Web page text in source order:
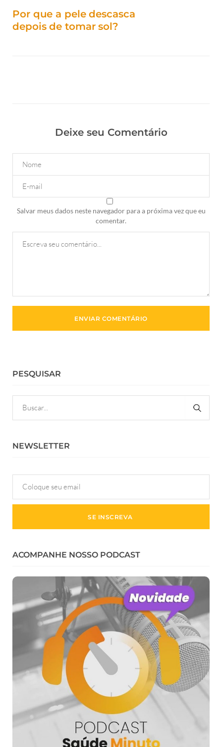
Por que a pele descasca
depois de tomar sol?
Deixe seu Comentário
Salvar meus dados neste navegador para a próxima vez que eu
comentar.
PESQUISAR
NEWSLETTER
ACOMPANHE NOSSO PODCAST